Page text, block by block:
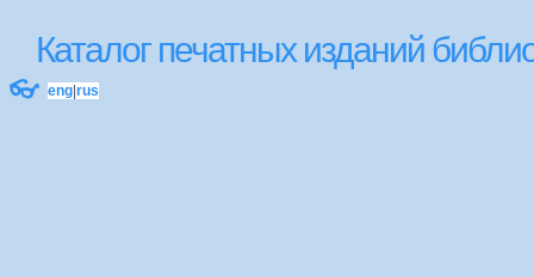
Каталог печатных изданий
👓 eng rus